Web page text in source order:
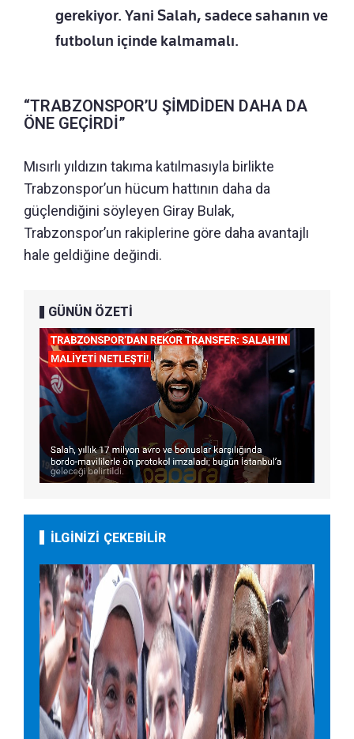
gerekiyor. Yani Salah, sadece sahanın ve
futbolun içinde kalmamalı.
“TRABZONSPOR’U ŞİMDİDEN DAHA DA
ÖNE GEÇİRDİ”
Mısırlı yıldızın takıma katılmasıyla birlikte
Trabzonspor’un hücum hattının daha da
güçlendiğini söyleyen Giray Bulak,
Trabzonspor’un rakiplerine göre daha avantajlı
hale geldiğine değindi.
GÜNÜN ÖZETİ
İLGİNİZİ ÇEKEBİLİR